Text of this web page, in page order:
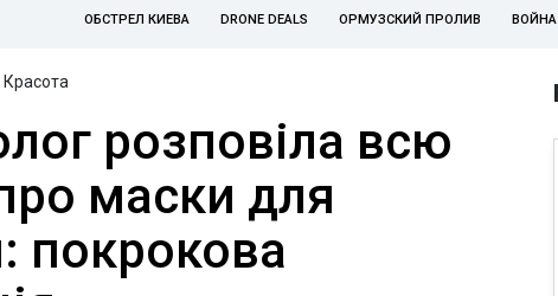
ОБСТРЕЛ КИЕВА DRONE DEALS ОРМУЗСКИЙ ПРОЛИВ ВОЙНА
Красота
розповіла всю
маски для
покрокова